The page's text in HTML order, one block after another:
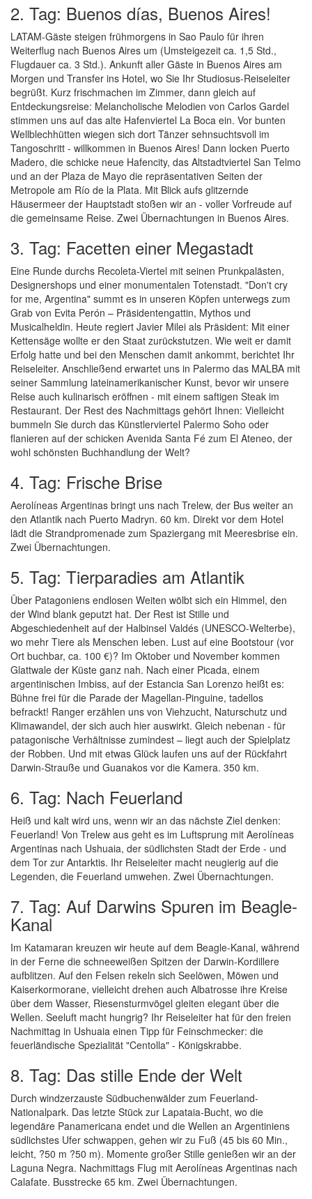
2. Tag: Buenos días, Buenos Aires!
LATAM-Gäste steigen frühmorgens in Sao Paulo für ihren
Weiterflug nach Buenos Aires um (Umsteigezeit ca. 1,5 Std.,
Flugdauer ca. 3 Std.). Ankunft aller Gäste in Buenos Aires am
Morgen und Transfer ins Hotel, wo Sie Ihr Studiosus-Reiseleiter
begrüßt. Kurz frischmachen im Zimmer, dann gleich auf
Entdeckungsreise: Melancholische Melodien von Carlos Gardel
stimmen uns auf das alte Hafenviertel La Boca ein. Vor bunten
Wellblechhütten wiegen sich dort Tänzer sehnsuchtsvoll im
Tangoschritt - willkommen in Buenos Aires! Dann locken Puerto
Madero, die schicke neue Hafencity, das Altstadtviertel San Telmo
und an der Plaza de Mayo die repräsentativen Seiten der
Metropole am Río de la Plata. Mit Blick aufs glitzernde
Häusermeer der Hauptstadt stoßen wir an - voller Vorfreude auf
die gemeinsame Reise. Zwei Übernachtungen in Buenos Aires.
3. Tag: Facetten einer Megastadt
Eine Runde durchs Recoleta-Viertel mit seinen Prunkpalästen,
Designershops und einer monumentalen Totenstadt. "Don't cry
for me, Argentina" summt es in unseren Köpfen unterwegs zum
Grab von Evita Perón – Präsidentengattin, Mythos und
Musicalheldin. Heute regiert Javier Milei als Präsident: Mit einer
Kettensäge wollte er den Staat zurückstutzen. Wie weit er damit
Erfolg hatte und bei den Menschen damit ankommt, berichtet Ihr
Reiseleiter. Anschließend erwartet uns in Palermo das MALBA mit
seiner Sammlung lateinamerikanischer Kunst, bevor wir unsere
Reise auch kulinarisch eröffnen - mit einem saftigen Steak im
Restaurant. Der Rest des Nachmittags gehört Ihnen: Vielleicht
bummeln Sie durch das Künstlerviertel Palermo Soho oder
flanieren auf der schicken Avenida Santa Fé zum El Ateneo, der
wohl schönsten Buchhandlung der Welt?
4. Tag: Frische Brise
Aerolíneas Argentinas bringt uns nach Trelew, der Bus weiter an
den Atlantik nach Puerto Madryn. 60 km. Direkt vor dem Hotel
lädt die Strandpromenade zum Spaziergang mit Meeresbrise ein.
Zwei Übernachtungen.
5. Tag: Tierparadies am Atlantik
Über Patagoniens endlosen Weiten wölbt sich ein Himmel, den
der Wind blank geputzt hat. Der Rest ist Stille und
Abgeschiedenheit auf der Halbinsel Valdés (UNESCO-Welterbe),
wo mehr Tiere als Menschen leben. Lust auf eine Bootstour (vor
Ort buchbar, ca. 100 €)? Im Oktober und November kommen
Glattwale der Küste ganz nah. Nach einer Picada, einem
argentinischen Imbiss, auf der Estancia San Lorenzo heißt es:
Bühne frei für die Parade der Magellan-Pinguine, tadellos
befrackt! Ranger erzählen uns von Viehzucht, Naturschutz und
Klimawandel, der sich auch hier auswirkt. Gleich nebenan - für
patagonische Verhältnisse zumindest – liegt auch der Spielplatz
der Robben. Und mit etwas Glück laufen uns auf der Rückfahrt
Darwin-Strauße und Guanakos vor die Kamera. 350 km.
6. Tag: Nach Feuerland
Heiß und kalt wird uns, wenn wir an das nächste Ziel denken:
Feuerland! Von Trelew aus geht es im Luftsprung mit Aerolíneas
Argentinas nach Ushuaia, der südlichsten Stadt der Erde - und
dem Tor zur Antarktis. Ihr Reiseleiter macht neugierig auf die
Legenden, die Feuerland umwehen. Zwei Übernachtungen.
7. Tag: Auf Darwins Spuren im Beagle-
Kanal
Im Katamaran kreuzen wir heute auf dem Beagle-Kanal, während
in der Ferne die schneeweißen Spitzen der Darwin-Kordillere
aufblitzen. Auf den Felsen rekeln sich Seelöwen, Möwen und
Kaiserkormorane, vielleicht drehen auch Albatrosse ihre Kreise
über dem Wasser, Riesensturmvögel gleiten elegant über die
Wellen. Seeluft macht hungrig? Ihr Reiseleiter hat für den freien
Nachmittag in Ushuaia einen Tipp für Feinschmecker: die
feuerländische Spezialität "Centolla" - Königskrabbe.
8. Tag: Das stille Ende der Welt
Durch windzerzauste Südbuchenwälder zum Feuerland-
Nationalpark. Das letzte Stück zur Lapataia-Bucht, wo die
legendäre Panamericana endet und die Wellen an Argentiniens
südlichstes Ufer schwappen, gehen wir zu Fuß (45 bis 60 Min.,
leicht, ?50 m ?50 m). Momente großer Stille genießen wir an der
Laguna Negra. Nachmittags Flug mit Aerolíneas Argentinas nach
Calafate. Busstrecke 65 km. Zwei Übernachtungen.